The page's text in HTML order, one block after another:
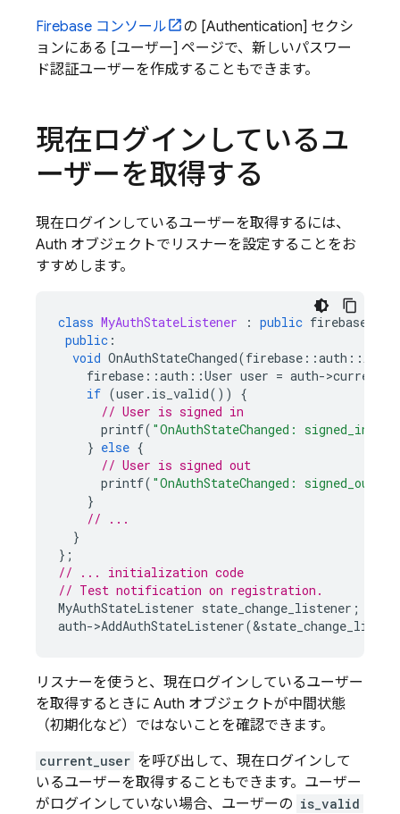
Firebase コンソール
の [Authentication] セクシ
ョンにある [ユーザー] ページで、新しいパスワー
ド認証ユーザーを作成することもできます。
現在ログインしているユ
ーザーを取得する
現在ログインしているユーザーを取得するには、
Auth オブジェクトでリスナーを設定することをお
すすめします。
class MyAuthStateListener : public firebase
public :
void OnAuthStateChanged(firebase ::auth ::Auth
firebase ::auth ::User user = auth->
if (user . is_valid())
{
// User is signed in
printf( "OnAuthStateChanged: signed_in %s
} else {
// User is signed out
printf( "OnAuthStateChanged: signed_out
}
// ...
}
};
// ... initialization code
// Test notification on registration.
MyAuthStateListener state_change_listener ;
auth->AddAuthStateListener(&
リスナーを使うと、現在ログインしているユーザー
を取得するときに Auth オブジェクトが中間状態
（初期化など）ではないことを確認できます。
current_user を呼び出して、現在ログインして
いるユーザーを取得することもできます。ユーザー
がログインしていない場合、ユーザーの is_valid